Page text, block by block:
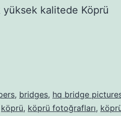
kalitede Köprü
, bridges, hq bridge
köprü, köprü fotoğrafları,